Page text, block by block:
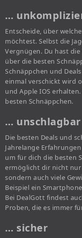
…
Entscheide, über
möchtest. Selbst die
Vergnügen. Du hast
über die besten
Schnäppchen und
einmal verschickt wird
und Apple IOS
besten Schnäppchen.
… unschlagbar
Die besten Deals und
Jahrelange
um für dich die besten
ermöglicht dir nicht nur
sondern auch viele
Beispiel ein
Bei DealGott findest
Proben, die es immer
… sicher